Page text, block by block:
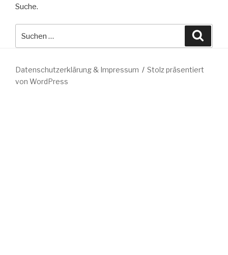
Suche.
Datenschutzerklärung & Impressum
Stolz präsentiert
von WordPress